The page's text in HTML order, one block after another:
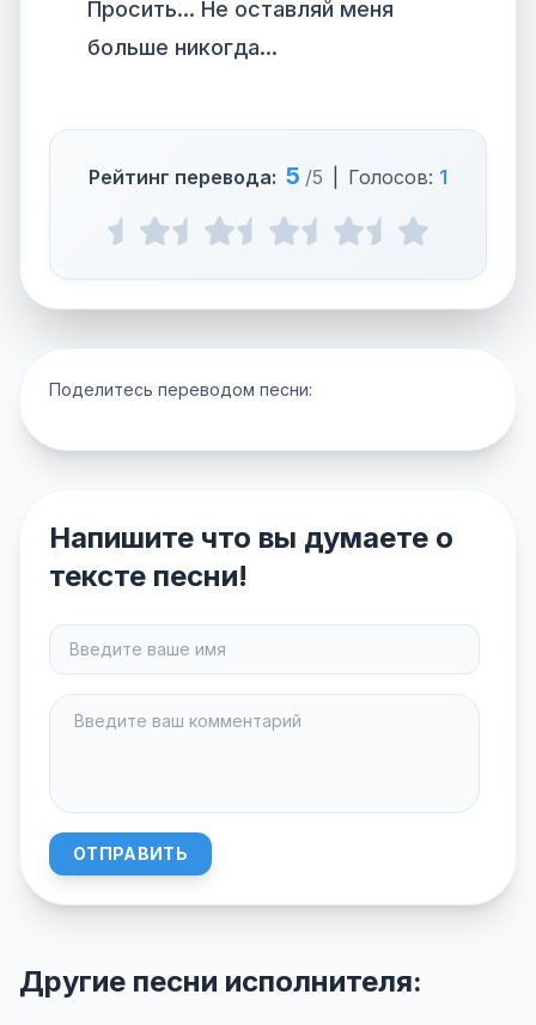
Просить... Не оставляй меня
больше никогда...
Рейтинг перевода: 5 /5 Голосов: 1
Поделитесь переводом песни:
Напишите что вы думаете о
тексте песни!
ОТПРАВИТЬ
Другие песни исполнителя: